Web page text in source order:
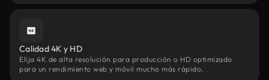
Calidad 4K y HD
Elija 4K de alta resolución para producción o HD optimizado
para un rendimiento web y móvil mucho más rápido.